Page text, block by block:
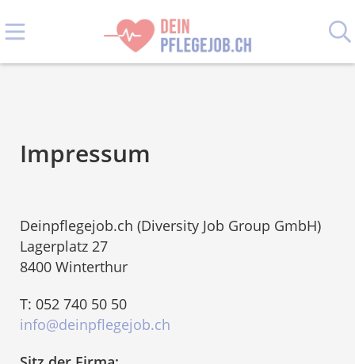
Impressum
Deinpflegejob.ch (Diversity Job Group GmbH)
Lagerplatz 27
8400 Winterthur
T: 052 740 50 50
info@deinpflegejob.ch